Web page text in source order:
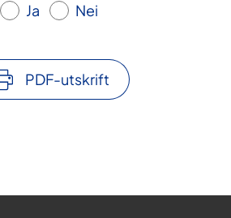
Ja Nei
PDF-utskrift